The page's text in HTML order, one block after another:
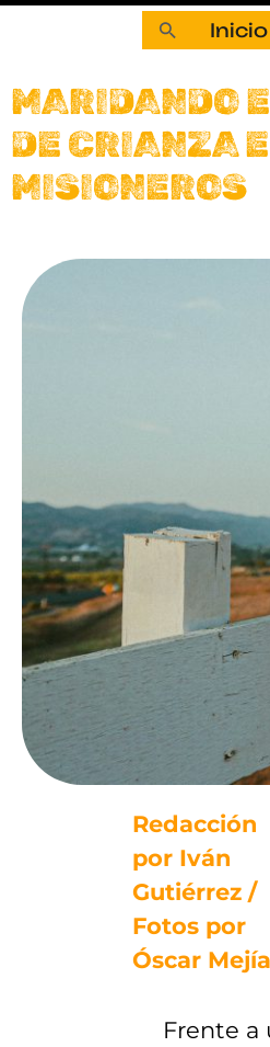
Inicio
MARIDANDO
DE CRIANZA
MISIONEROS
Redacción
por Iván
Gutiérrez /
Fotos por
Óscar Mejía
Frente a